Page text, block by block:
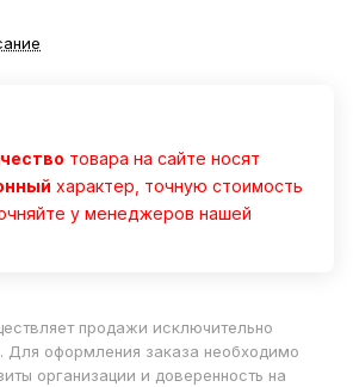
товара на сайте носят
характер, точную стоимость
у менеджеров нашей
продажи исключительно
оформления заказа необходимо
организации и доверенность на